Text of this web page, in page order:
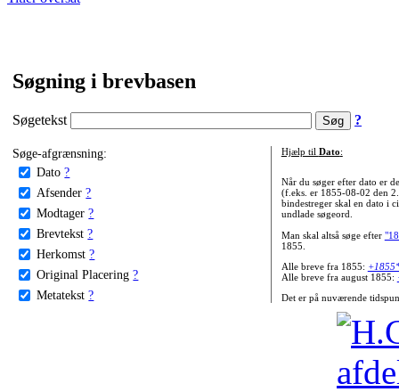
Søgning i brevbasen
Søgetekst ?
Søge-afgrænsning:
Dato ?
Afsender ?
Modtager ?
Brevtekst ?
Herkomst ?
Original Placering ?
Metatekst ?
Hjælp til Dato:
Når du søger efter dato er
(f.eks. er 1855-08-02 den
bindestreger skal en dato i
undlade søgeord.
Man skal altså søge efter
1855.
Alle breve fra 1855:
Alle breve fra august 1855:
Det er på nuværende